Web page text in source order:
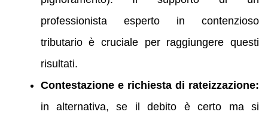
professionista esperto in contenzioso
tributario è cruciale per raggiungere questi
risultati.
Contestazione e richiesta di rateizzazione:
in alternativa, se il debito è certo ma si